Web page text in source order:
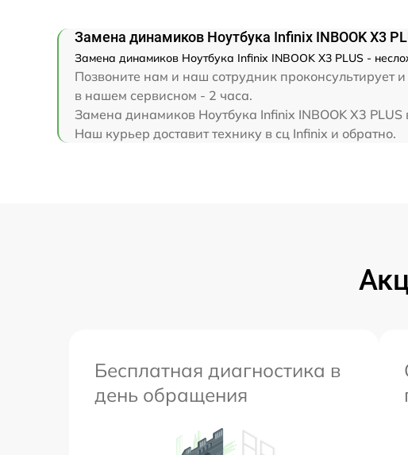
Замена корпуса
Замена тачпада
Увеличение оперативной памяти
Замена динамиков Ноутбука Infinix INBOOK X3
Замена динамиков Ноутбука Infinix INBOOK X3 PLUS -
Позвоните нам и наш сотрудник проконсультирует
в нашем сервисном - 2 часа.
Замена динамиков Ноутбука Infinix INBOOK X3
Наш курьер доставит технику в сц Infinix и обратно.
Бесплатная диагностика в
день обращения